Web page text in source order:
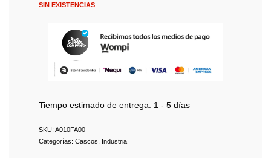
SIN EXISTENCIAS
Tiempo estimado de entrega: 1 - 5 días
A010FA00
Categorías: Cascos Industria